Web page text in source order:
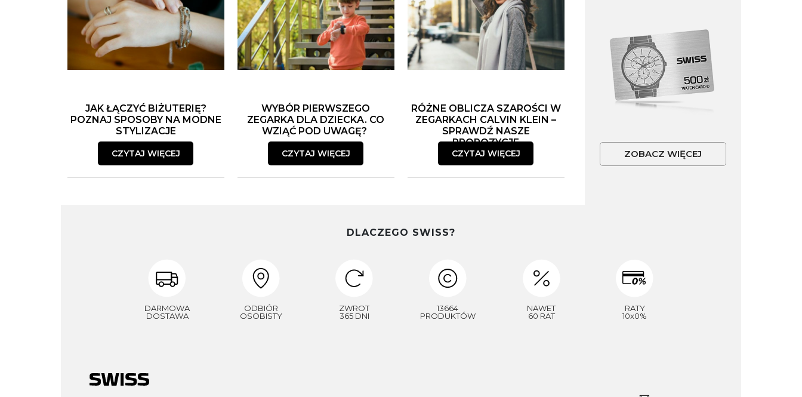
JAK ŁĄCZYĆ BIŻUTERIĘ?
POZNAJ SPOSOBY NA MODNE
STYLIZACJE
CZYTAJ WIĘCEJ
WYBÓR PIERWSZEGO
ZEGARKA DLA DZIECKA. CO
WZIĄĆ POD UWAGĘ?
CZYTAJ WIĘCEJ
RÓŻNE OBLICZA SZAROŚCI W
ZEGARKACH CALVIN KLEIN –
SPRAWDŹ NASZE
PROPOZYCJE
CZYTAJ WIĘCEJ ZOBACZ WIĘCEJ
DLACZEGO SWISS?
DARMOWA
DOSTAWA
ODBIÓR
OSOBISTY
ZWROT
365 DNI
13664
PRODUKTÓW
NAWET
60 RAT
RATY
10x0%